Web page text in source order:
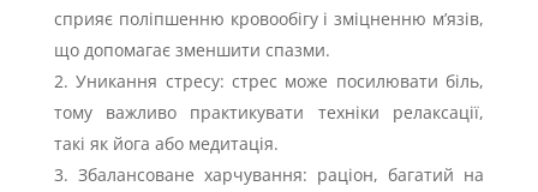
сприяє поліпшенню кровообігу і зміцненню м’язів,
що допомагає зменшити спазми.
Уникання стресу: стрес може посилювати біль,
тому важливо практикувати техніки релаксації,
такі як йога або медитація.
Збалансоване харчування: раціон, багатий на